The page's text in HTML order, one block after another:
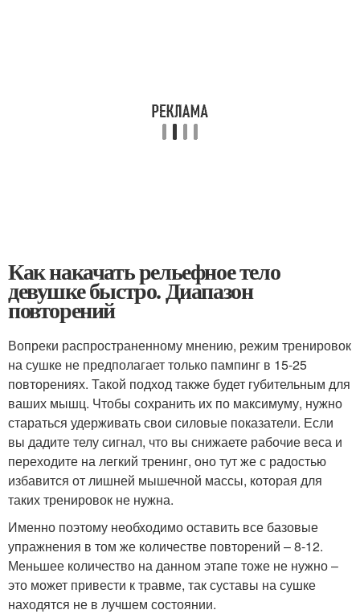
Как накачать рельефное тело
девушке быстро. Диапазон
повторений
Вопреки распространенному мнению, режим тренировок
на сушке не предполагает только пампинг в 15-25
повторениях. Такой подход также будет губительным для
ваших мышц. Чтобы сохранить их по максимуму, нужно
стараться удерживать свои силовые показатели. Если
вы дадите телу сигнал, что вы снижаете рабочие веса и
переходите на легкий тренинг, оно тут же с радостью
избавится от лишней мышечной массы, которая для
таких тренировок не нужна.
Именно поэтому необходимо оставить все базовые
упражнения в том же количестве повторений – 8-12.
Меньшее количество на данном этапе тоже не нужно –
это может привести к травме, так суставы на сушке
находятся не в лучшем состоянии.